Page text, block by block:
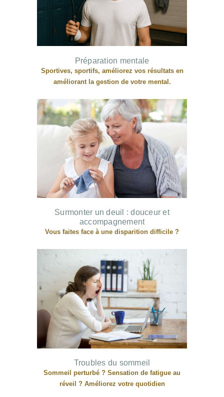
Préparation mentale
Sportives, sportifs, améliorez vos résultats en
améliorant la gestion de votre mental.
Surmonter un deuil : douceur et
accompagnement
Vous faites face à une disparition difficile ?
Troubles du sommeil
Sommeil perturbé ? Sensation de fatigue au
réveil ? Améliorez votre quotidien